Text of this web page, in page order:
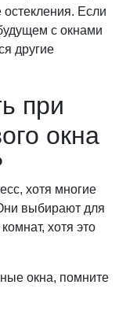
Если
с окнами
другие
при
окна
хотя многие
выбирают для
хотя это
окна, помните